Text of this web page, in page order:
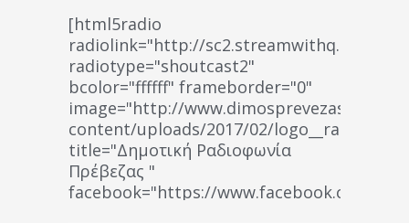
[html5radio
radiolink="http://
radiotype="shoutcast2"
bcolor="ffffff" frameborder="0"
image="http://www.dimosprevezas.gr/wp-
content/uploads/2017/02/
title="Δημοτική Ραδιοφωνία
Πρέβεζας "
facebook="https://www.facebook.com/